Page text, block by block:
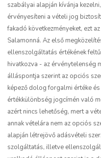
szabályai alapján kívánja
érvényesíteni a vételi jog
fakadó következményeket, ezt
Salamonná. Az első
ellenszolgáltatás értékének
hivatkozva - az érvénytelenség
álláspontja szerint az opciós
képező dolog forgalmi értéke
értékkülönbség jogcímén való
azért nincs lehetőség, mert a
annak vételára nem az opciós
alapján létrejövő adásvételi
szolgáltatás, illetve